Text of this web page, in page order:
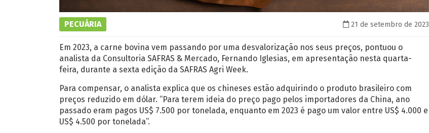
PECUÁRIA 21 de setembro de 2023
Em 2023, a carne bovina vem passando por uma desvalorização nos seus preços, pontuou o
analista da Consultoria SAFRAS & Mercado, Fernando Iglesias, em apresentação nesta quarta-
feira, durante a sexta edição da SAFRAS Agri Week.
Para compensar, o analista explica que os chineses estão adquirindo o produto brasileiro com
preços reduzido em dólar. “Para terem ideia do preço pago pelos importadores da China, ano
passado eram pagos US$ 7.500 por tonelada, enquanto em 2023 é pago um valor entre US$ 4.000 e
US$ 4.500 por tonelada”.